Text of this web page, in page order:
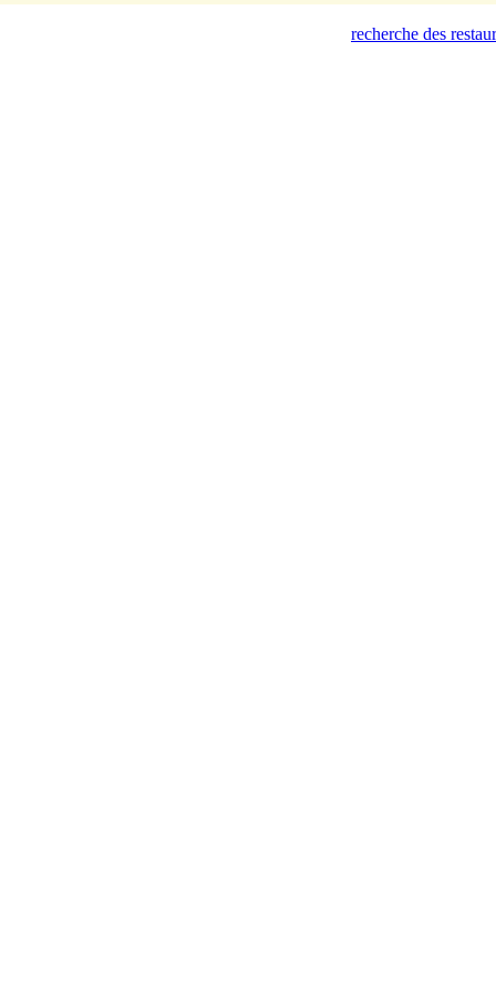
recherche des